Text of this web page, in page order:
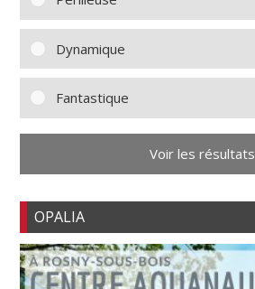
Dynamique
Fantastique
Voir les résultats
OPALIA